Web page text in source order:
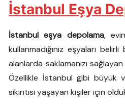
İstanbul Eşya
İstanbul eşya depolama,
kullanmadığınız eşyaları
alanlarda saklamanızı
Özellikle İstanbul gibi büyük
sıkıntısı yaşayan kişiler için